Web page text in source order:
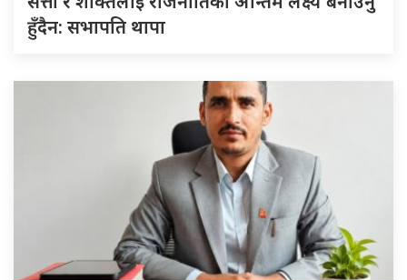
हुँदैन: सभापति थापा